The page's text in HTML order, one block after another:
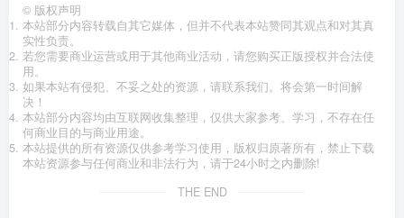
© 版权声明
本站部分内容转载自其它媒体，但并不代表本站赞同其观点和对其真
实性负责。
若您需要商业运营或用于其他商业活动，请您购买正版授权并合法使
用。
如果本站有侵犯、不妥之处的资源，请联系我们。将会第一时间解
决！
本站部分内容均由互联网收集整理，仅供大家参考、学习，不存在任
何商业目的与商业用途。
本站提供的所有资源仅供参考学习使用，版权归原著所有，禁止下载
本站资源参与任何商业和非法行为，请于24小时之内删除!
THE END